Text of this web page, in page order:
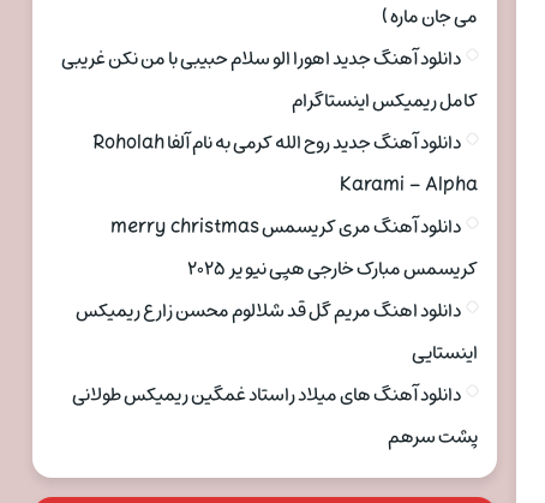
می جان ماره )
دانلود آهنگ جدید اهورا الو سلام حبیبی با من نکن غریبی
کامل ریمیکس اینستاگرام
دانلود آهنگ جدید روح الله کرمی به نام آلفا Roholah
Karami – Alpha
دانلود آهنگ مری کریسمس merry christmas
کریسمس مبارک خارجی هپی نیو یر ۲۰۲۵
دانلود اهنگ مریم گل قد شلالوم محسن زارع ریمیکس
اینستایی
دانلود آهنگ های میلاد راستاد غمگین ریمیکس طولانی
پشت سرهم